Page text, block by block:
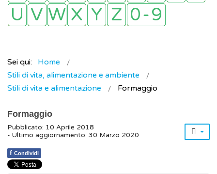
Sei qui:
Home
Stili di vita, alimentazione e ambiente
Stili di vita e alimentazione
Formaggio
Formaggio
Pubblicato: 10 Aprile 2018
- Ultimo aggiornamento: 30 Marzo 2020
f Condividi